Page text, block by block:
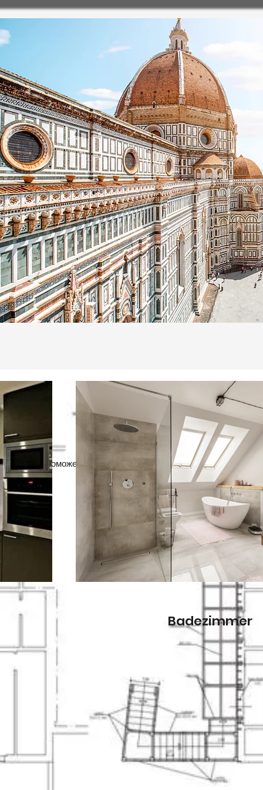
Услуги
Мы поможем вам превратить ваши мечты в реальность.
Badezimmer